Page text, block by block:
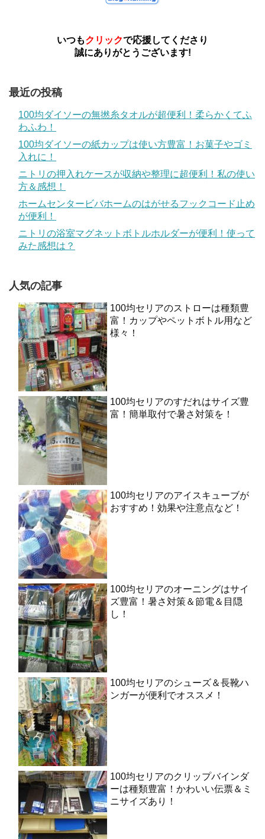
いつもクリックで応援してくださり
誠にありがとうございます!
最近の投稿
100均ダイソーの無撚糸タオルが超便利！柔らかくてふ
わふわ！
100均ダイソーの紙カップは使い方豊富！お菓子やゴミ
入れに！
ニトリの押入れケースが収納や整理に超便利！私の使い
方＆感想！
ホームセンタービバホームのはがせるフックコード止め
が便利！
ニトリの浴室マグネットボトルホルダーが便利！使って
みた感想は？
人気の記事
100均セリアのストローは種類豊
富！カップやペットボトル用など
様々！
100均セリアのすだれはサイズ豊
富！簡単取付で暑さ対策を！
100均セリアのアイスキューブが
おすすめ！効果や注意点など！
100均セリアのオーニングはサイ
ズ豊富！暑さ対策＆節電＆目隠
し！
100均セリアのシューズ＆長靴ハ
ンガーが便利でオススメ！
100均セリアのクリップバインダ
ーは種類豊富！かわいい伝票＆ミ
ニサイズあり！